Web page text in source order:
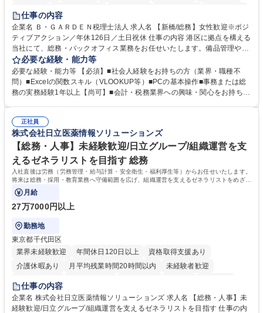
賞与あり
完全週休2日制
服装自由
仕事の内容
企業名 Ｂ・ＧＡＲＤＥＮ税理士法人 求人名 【新橋/総務】女性歓迎※ポジ
ティブアクション／年休126日／土日祝休 仕事の内容 港区に拠点を構える
当社にて、総務・バックオフィス業務をお任せいたします。備品管理や来
客対応から、経理サポート、社会保険手続き、さらには新たなシステム導
入の検討まで、幅広く組織を支える役割です。 ■備品発注・在庫管理、郵
送物対応、電話・来客対応 ■金融機関への外出業務（入出金管理補助）、
福利厚生・社内イベントの運営管理 ■社内ルールの整備、職場環境の改善
社内新システムの導入検討・比較検証 募集職種 【新橋/総務】女性歓迎※
ポジティブアクション／年休126日／土日祝休
必要な経験・能力等
必要な経験・能力等 【必須】■社会人経験をお持ちの方（業界・職種不
問）■Excelの関数スキル（VLOOKUP等）■PCの基本操作■事務または総
務の実務経験1年以上【尚可】■会計・税務業界への興味・関心をお持ちの
ィブアクション 学歴・資格 学歴：大学院 大学 高専 短大 専修学校 高校 語
学力： 資格：
正社員
株式会社日立医薬情報ソリューションズ
【総務・人事】未経験歓迎/日立グループ/組織運営を支
えるゼネラリストを目指す 総務
入社直後は労務（労務管理・給与計算・安全衛生・福利厚生等）からお任せいたします。
将来は総務・採用・教育業務へ守備範囲を広げ、組織運営を支えるゼネラリストをめざせ
ます。
月給
27万7000円以上
勤務地
東京都千代田区
業界未経験歓迎
年間休日120日以上
資格取得支援あり
介護休暇あり
月平均残業時間20時間以内
未経験者歓迎
住宅手当あり
育休あり
完全週休2日制 交通費支給 土日祝休み 寮・社宅あり
仕事の内容
企業名 株式会社日立医薬情報ソリューションズ 求人名 【総務・人事】未
経験歓迎/日立グループ/組織運営を支えるゼネラリストを目指す 仕事の内